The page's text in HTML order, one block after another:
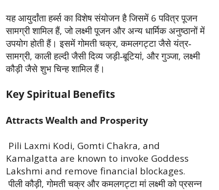
यह आयुर्दांता हर्ब्स का विशेष संयोजन है जिसमें 6पवित्र पूजन
सामग्री शामिल हैं,जो लक्ष्मी पूजन और अन्य धार्मिक अनुष्ठानों में
उपयोग होती हैं। इसमें गोमती चक्र,कमलगट्टा जैसे यंत्र-
सामग्री,काली हल्दी जैसी दिव्य जड़ी-बूटियां, और गुञ्जा,लक्ष्मी
कौड़ी जैसे शुभ चिन्ह शामिल हैं।
Key Spiritual Benefits
Attracts Wealth and Prosperity
Pili Laxmi Kodi, Gomti Chakra, and
Kamalgatta are known to invoke Goddess
Lakshmi and remove financial blockages.
पीली कौड़ी,गोमती चक्र और कमलगट्टा मां लक्ष्मी को प्रसन्न